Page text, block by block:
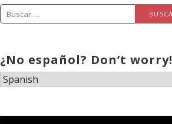
Buscar:
¿No español? Don’t worry!